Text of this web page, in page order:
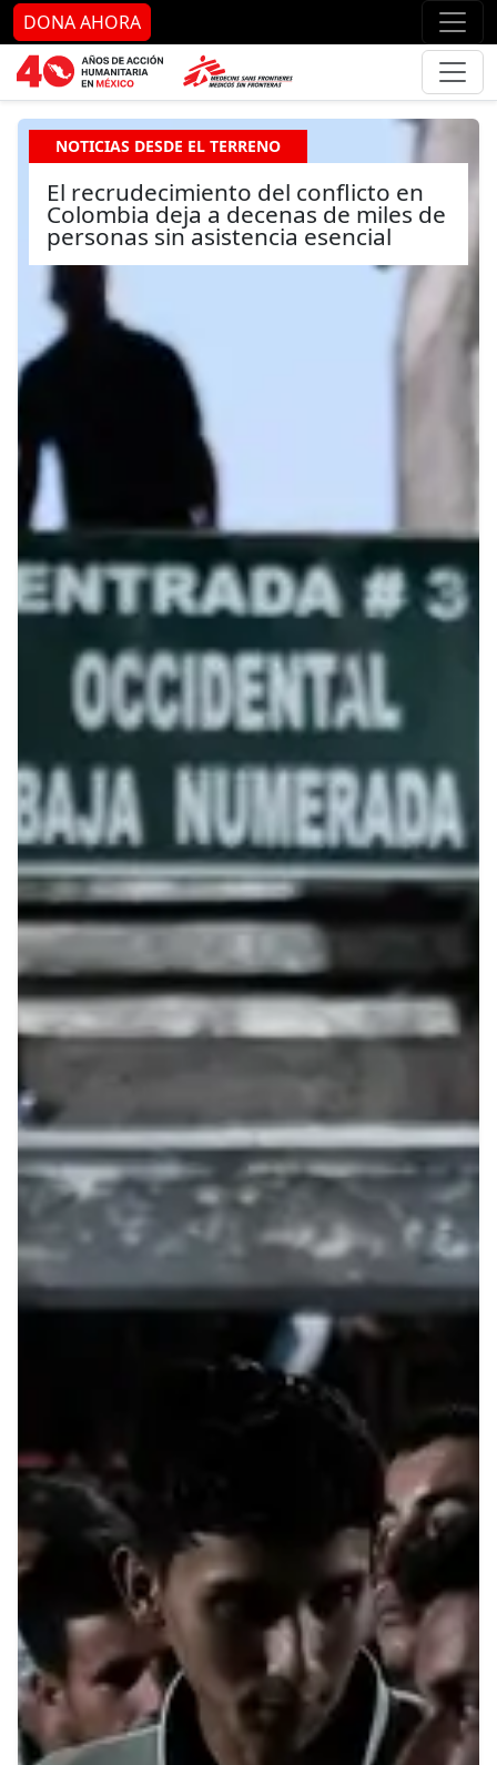
Ir al contenido principal Ir
DONA AHORA
NOTICIAS DESDE EL TERRENO
El recrudecimiento del conflicto en
Colombia deja a decenas de miles de
personas sin asistencia esencial